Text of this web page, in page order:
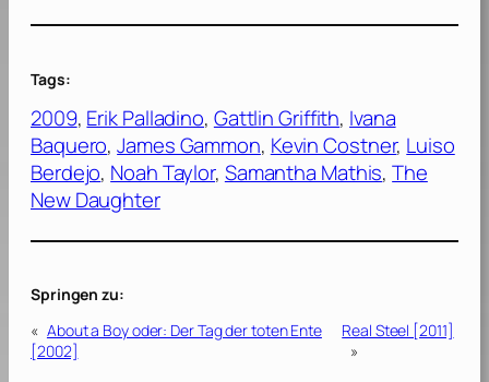
Tags:
2009, Erik Palladino, Gattlin Griffith, Ivana
Baquero, James Gammon, Kevin Costner, Luiso
Berdejo, Noah Taylor, Samantha Mathis, The
New Daughter
Springen zu:
« About a Boy oder: Der Tag der toten Ente
[2002]
Real Steel [2011]
»